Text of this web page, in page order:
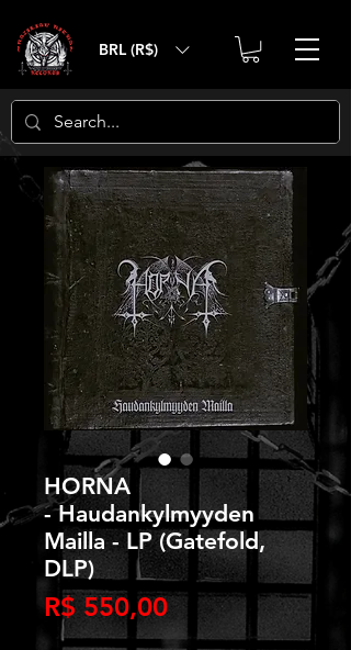
BRL (R$)
HORNA
- Haudankylmyyden
Mailla - LP (Gatefold,
DLP)
R$ 550,00Preço